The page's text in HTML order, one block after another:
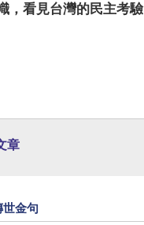
，看見台灣的民主考驗
章
金句